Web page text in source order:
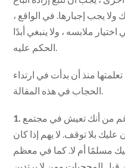
ولا يجب إجبارها. في الواقع ،
ملابسه ، ولا ينبغي أبدًا
منذ أن بدأت في ارتداء
الحجاب في هذه المقالة.
من أنك تعيش في مجتمع
بلا توقف. لا يهم إذا كان
مسلمًا أم لا. كما في معظم